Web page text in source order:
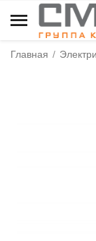
Главная /